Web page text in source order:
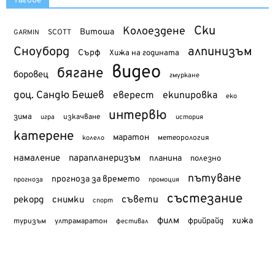
GARMIN SCOTT Витоша Колоездене Ски
Сноуборд Сърф Хижа на годината алпинизъм
боровец бягане видео гмуркане
доц. Сандю Бешев еверест екипировка еко
зима игра изкачване интервю история
катерене колело маратон метеорология
намаление парапланеризъм планина полезно
прогноза прогноза за времето промоция пътуване
рекорд снимки спорт съвети състезание
туризъм ултрамаратон фестивал филм фрийрайд хижа